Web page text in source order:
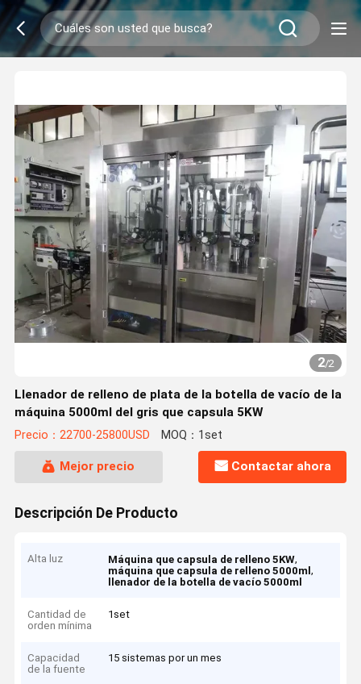
2/2
Llenador de relleno de plata de la botella de vacío de la
máquina 5000ml del gris que capsula 5KW
Precio：22700-25800USD MOQ：1set
Mejor precio Contactar ahora
Descripción De Producto
Alta luz Máquina que capsula de relleno 5KW,
máquina que capsula de relleno 5000ml,
llenador de la botella de vacío 5000ml
Cantidad de
orden mínima
1set
Capacidad
de la fuente
15 sistemas por un mes